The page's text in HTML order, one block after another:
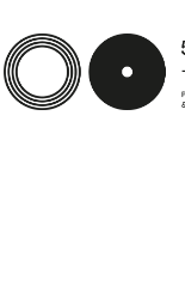
au
contenu